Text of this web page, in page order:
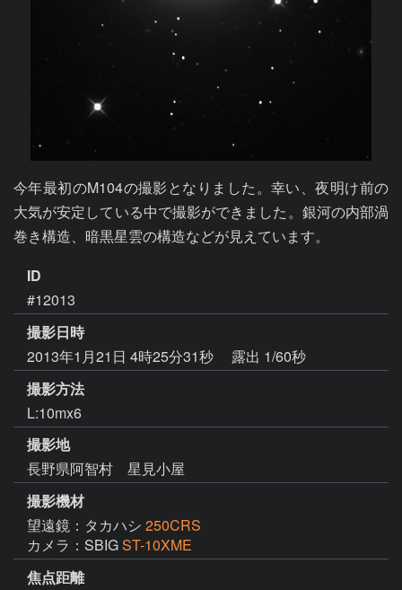
今年最初のM104の撮影となりました。幸い、夜明け前の
大気が安定している中で撮影ができました。銀河の内部渦
巻き構造、暗黒星雲の構造などが見えています。
ID
#12013
撮影日時
2013年1月21日 4時25分31秒
露出 1/60秒
撮影方法
L:10mx6
撮影地
長野県阿智村 星見小屋
撮影機材
望遠鏡：タカハシ 250CRS
カメラ：SBIGST-10XME
焦点距離